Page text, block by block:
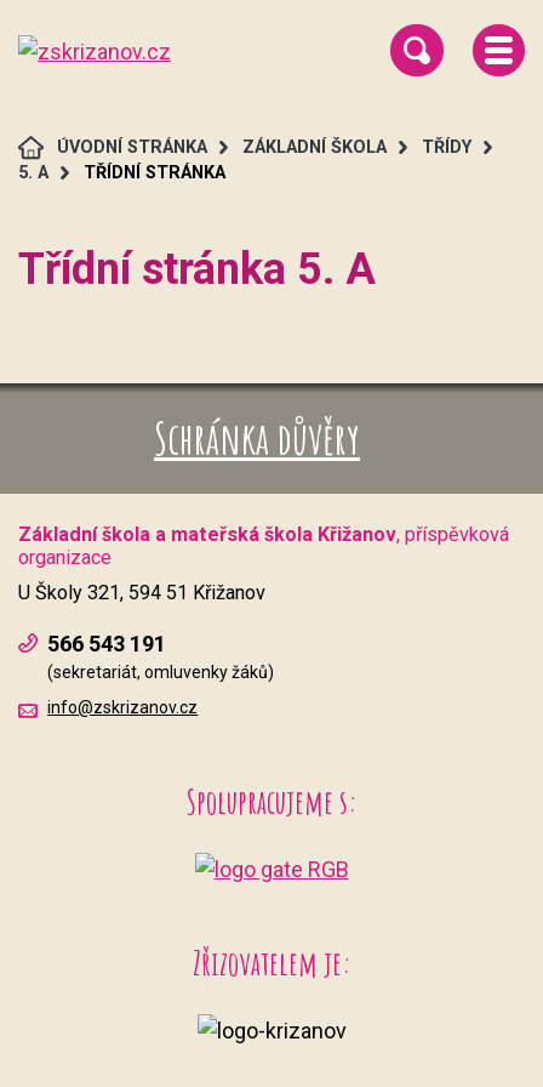
ÚVODNÍ STRÁNKA ZÁKLADNÍ ŠKOLA
TŘÍDY
5. A
TŘÍDNÍ STRÁNKA
Třídní stránka 5. A
Schránka důvěry
Základní škola a mateřská škola Křižanov, příspěvková
organizace
U Školy 321, 594 51 Křižanov
566 543 191
(sekretariát, omluvenky žáků)
info@zskrizanov.cz
Spolupracujeme s:
Zřizovatelem je: